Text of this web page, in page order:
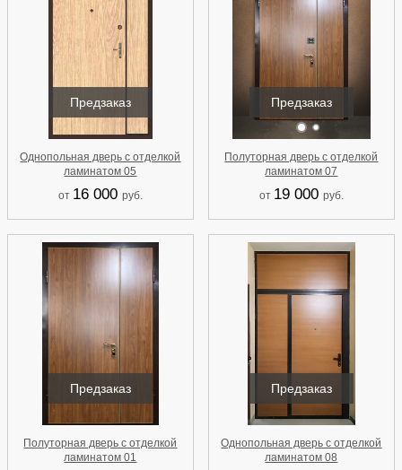
Предзаказ
Однопольная дверь с отделкой
ламинатом 05
от 16 000 руб.
Предзаказ
Полуторная дверь с отделкой
ламинатом 07
от 19 000 руб.
Предзаказ
Полуторная дверь с отделкой
ламинатом 01
Предзаказ
Однопольная дверь с отделкой
ламинатом 08